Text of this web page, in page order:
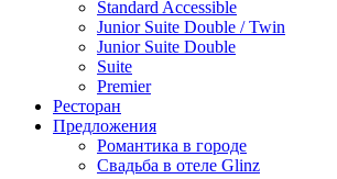
Standard Accessible
Junior Suite Double / Twin
Junior Suite Double
Suite
Premier
Ресторан
Предложения
Романтика в городе
Свадьба в отеле Glinz